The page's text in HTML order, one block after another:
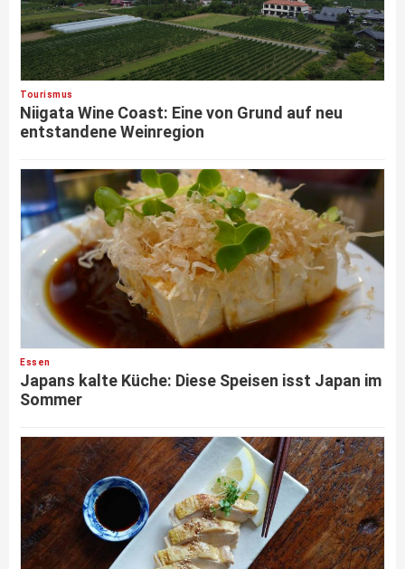
Tourismus
Niigata Wine Coast: Eine von Grund auf neu
entstandene Weinregion
Essen
Japans kalte Küche: Diese Speisen isst Japan im
Sommer